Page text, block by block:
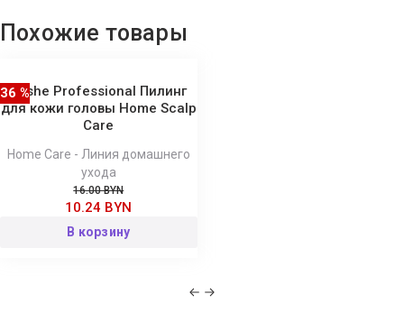
Copolymer, Diazolidinyl Urea, Methylparaben, Propylparaben,
Рanthenol, PEG-40 Hydrogenated Castor Oil, Mentha Piperita
Extract, Curcuma Longa (Turmeric) Root Extract, Punica Granatum
Fruit Extract, Parfum, Menthol, Disodium EDTA.
Похожие товары
Tashe Professional Пилинг
для кожи головы Home Scalp
Care
36 %
Home Care - Линия домашнего
ухода
16.00 BYN
10.24 BYN
В корзину